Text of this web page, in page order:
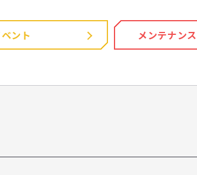
ント メンテナンス